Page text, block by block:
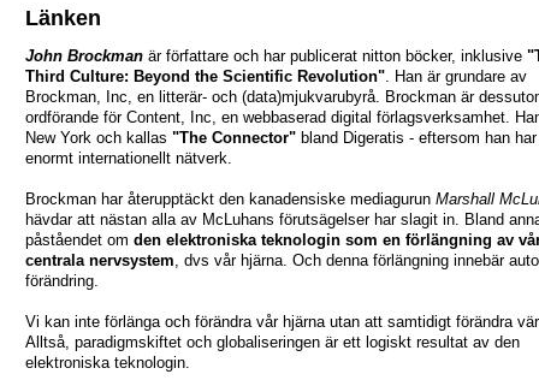
Länken
John Brockman är författare och har publicerat nitton böcker, inklusive
Third Culture: Beyond the Scientific Revolution". Han är grundare av
Brockman, Inc, en litterär- och (data)mjukvarubyrå. Brockman är
ordförande för Content, Inc, en webbaserad digital förlagsverksamhet.
New York och kallas "The Connector" bland Digeratis - eftersom han
enormt internationellt nätverk.
Brockman har återupptäckt den kanadensiske mediagurun Marshall
hävdar att nästan alla av McLuhans förutsägelser har slagit in. Bland
påståendet om den elektroniska teknologin som en förlängning av
centrala nervsystem, dvs vår hjärna. Och denna förlängning innebär
förändring.
Vi kan inte förlänga och förändra vår hjärna utan att samtidigt förändra
Alltså, paradigmskiftet och globaliseringen är ett logiskt resultat av den
elektroniska teknologin.